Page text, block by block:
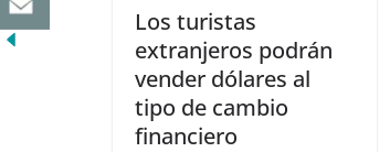
Los turistas
extranjeros podrán
vender dólares al
tipo de cambio
financiero